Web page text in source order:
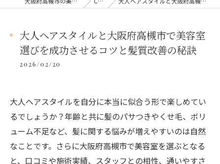
大人ヘアスタイルと大阪府高槻市で美容室
選びを成功させるコツと髪質改善の秘訣
2026/02/20
大人ヘアスタイルを自分に本当に似合う形で楽しめてい
るでしょうか？年齢と共に髪のパサつきやくせ毛、ボリ
ューム不足など、髪に関する悩みが増えやすいのは自然
なことです。さらに大阪府高槻市で美容室を選ぶとなる
と、口コミや施術実績、スタッフとの相性、通いやすさ